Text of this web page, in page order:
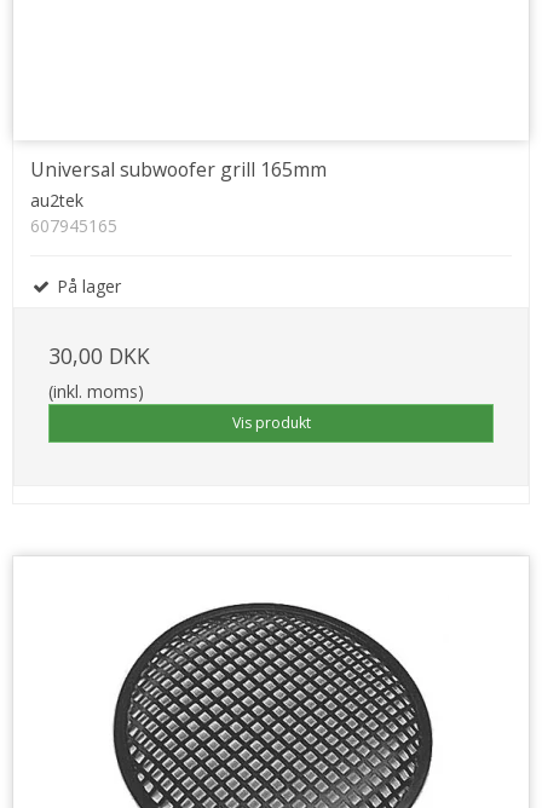
Universal subwoofer grill 165mm
au2tek
607945165
På lager
30,00 DKK
(inkl. moms)
Vis produkt